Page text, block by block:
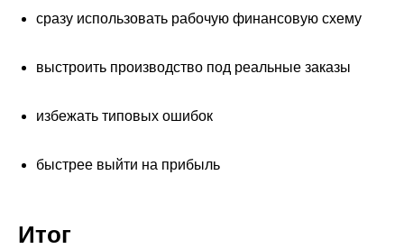
сразу использовать рабочую финансовую схему
выстроить производство под реальные заказы
избежать типовых ошибок
быстрее выйти на прибыль
Итог